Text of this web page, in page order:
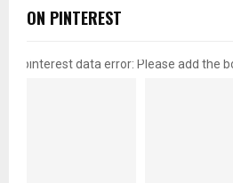
ON PINTEREST
pinterest data error: Please add the